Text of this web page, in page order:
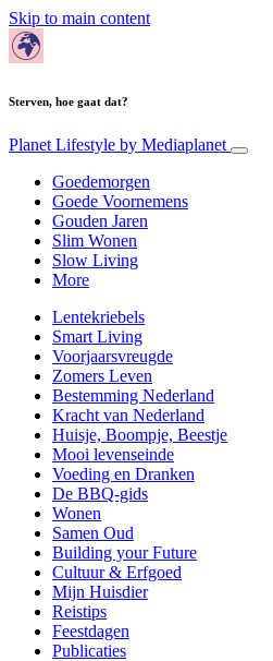
Skip to main content
Sterven, hoe gaat dat?
Planet Lifestyle by Mediaplanet
Goedemorgen
Goede Voornemens
Gouden Jaren
Slim Wonen
Slow Living
More
Lentekriebels
Smart Living
Voorjaarsvreugde
Zomers Leven
Bestemming Nederland
Kracht van Nederland
Huisje, Boompje, Beestje
Mooi levenseinde
Voeding en Dranken
De BBQ-gids
Wonen
Samen Oud
Building your Future
Cultuur & Erfgoed
Mijn Huisdier
Reistips
Feestdagen
Publicaties